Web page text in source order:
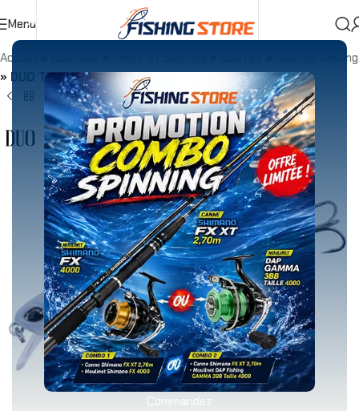
Commandez
Menu
Accueil
Leurres Sinking
» DUO TIDE MINNOW 75 11g SPRINT NEO PEARL